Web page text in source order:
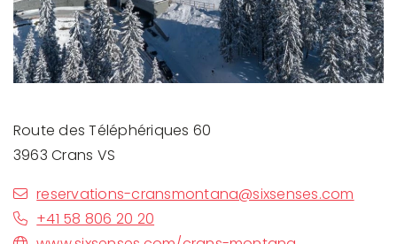
Route des Téléphériques 60
3963 Crans VS
reservations-cransmontana@sixsenses.com
+41 58 806 20 20